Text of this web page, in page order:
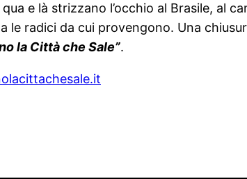
e là strizzano l’occhio al Brasile, al
le radici da cui provengono. Una
la Città che Sale”.
it